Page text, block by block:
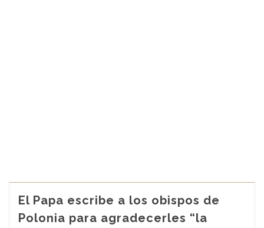
El Papa escribe a los obispos de
Polonia para agradecerles “la